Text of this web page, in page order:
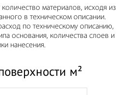
количество материалов, исходя из
в техническом описании.
по техническому описанию,
основания, количества слоев и
нанесения.
м²